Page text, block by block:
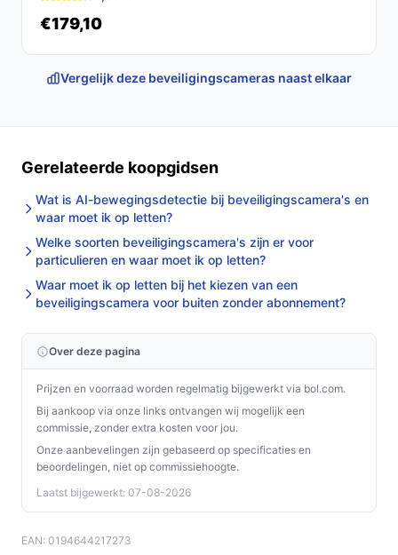
stofbestendigheid, maar controleer de
montagepositie voor optimale bescherming.
Houd lens en lamp vrij van vuil en spinnenwebben
voor helder zicht en correcte bewegingsdetectie.
tot stroom en wifi, bevestig de camera op een stevige
ondergrond, maak verbinding met je netwerk en stel
detectie/alerts in. Volg de handleiding voor exacte
instellingen.
Concrete checks voor de handleiding/specs:
Controleer in de specificaties welke
bevestigingsmaterialen of een specifieke
muurbeugel nodig zijn, aangezien er geen
montagemateriaal of muurbeugel wordt
meegeleverd.
Specificaties in mensentaal
maker, handig voor compatibiliteits- of
€179,10
Vergelijk deze beveiligingscameras naast elkaar
Gerelateerde koopgidsen
Wat is AI-bewegingsdetectie bij beveiligingscamera's en
waar moet ik op letten?
Welke soorten beveiligingscamera's zijn er voor
particulieren en waar moet ik op letten?
Waar moet ik op letten bij het kiezen van een
beveiligingscamera voor buiten zonder abonnement?
Over deze pagina
Prijzen en voorraad worden regelmatig bijgewerkt via bol.com.
Bij aankoop via onze links ontvangen wij mogelijk een
commissie, zonder extra kosten voor jou.
Onze aanbevelingen zijn gebaseerd op specificaties en
beoordelingen, niet op commissiehoogte.
Laatst bijgewerkt: 07-08-2026
EAN: 0194644217273